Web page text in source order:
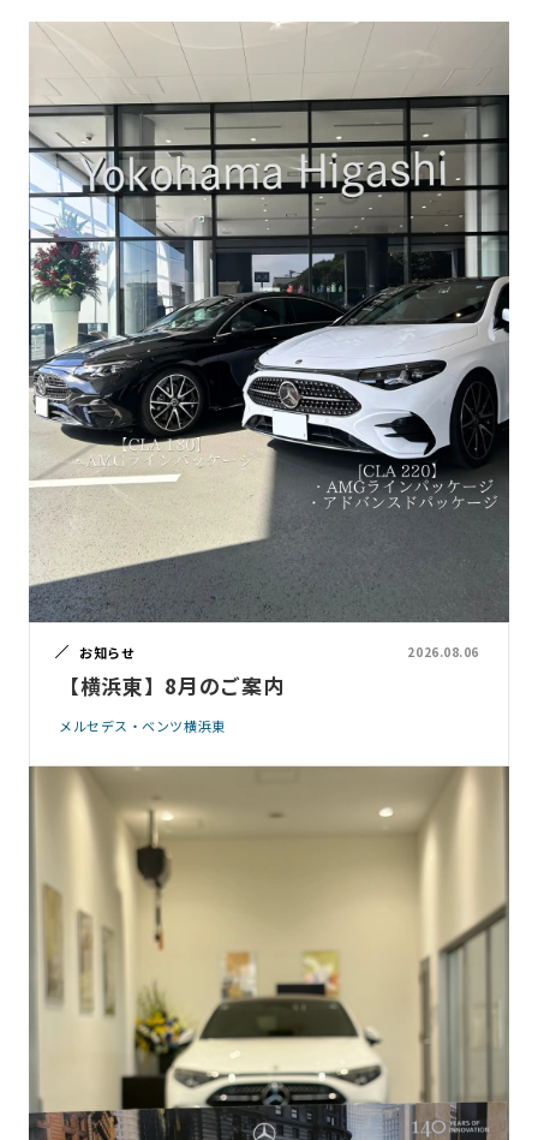
お知らせ 2026.08.06
【横浜東】8月のご案内
メルセデス・ベンツ横浜東